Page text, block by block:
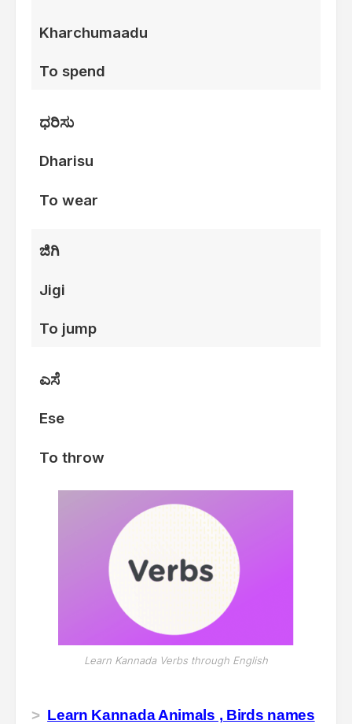
Kharchumaadu
To spend
ಧರಿಸು
Dharisu
To wear
ಜಿಗಿ
Jigi
To jump
ಎಸೆ
Ese
To throw
Learn Kannada Verbs through English
> Learn Kannada Animals , Birds names